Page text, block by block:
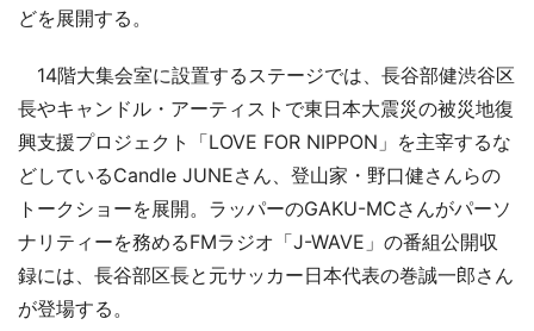
どを展開する。
14階大集会室に設置するステージでは、長谷部健渋谷区
長やキャンドル・アーティストで東日本大震災の被災地復
興支援プロジェクト「LOVE FOR NIPPON」を主宰するな
どしているCandle JUNEさん、登山家・野口健さんらの
トークショーを展開。ラッパーのGAKU-MCさんがパーソ
ナリティーを務めるFMラジオ「J-WAVE」の番組公開収
録には、長谷部区長と元サッカー日本代表の巻誠一郎さん
が登場する。